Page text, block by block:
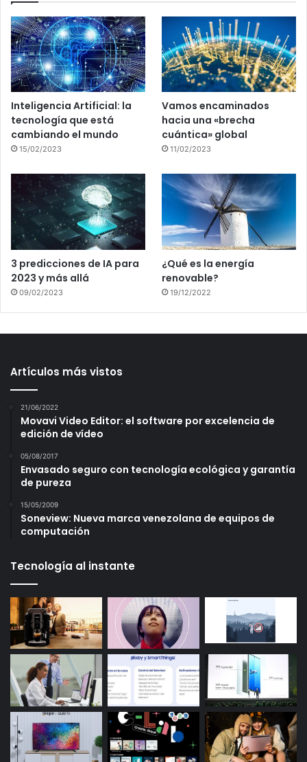
Inteligencia Artificial: la
tecnología que está
cambiando el mundo
15/02/2023
Vamos encaminados
hacia una «brecha
cuántica» global
11/02/2023
3 predicciones de IA para
2023 y más allá
09/02/2023
¿Qué es la energía
renovable?
19/12/2022
Artículos más vistos
21/06/2022
Movavi Video Editor: el software por excelencia de
edición de vídeo
05/08/2017
Envasado seguro con tecnología ecológica y garantía
de pureza
15/05/2009
Soneview: Nueva marca venezolana de equipos de
computación
Tecnología al instante